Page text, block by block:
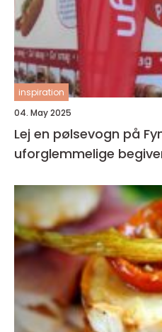
inspiration
04. May 2025
Lej en pølsevogn på
uforglemmelige